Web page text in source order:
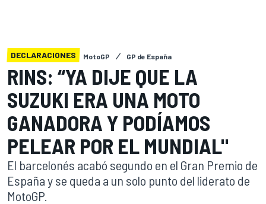
DECLARACIONES MotoGP GP de España
RINS: “YA DIJE QUE LA
SUZUKI ERA UNA MOTO
GANADORA Y PODÍAMOS
PELEAR POR EL MUNDIAL"
El barcelonés acabó segundo en el Gran Premio de
España y se queda a un solo punto del liderato de
MotoGP.